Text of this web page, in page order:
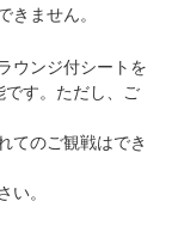
ません。
ウンジ付シートを
す。ただし、ご
てのご観戦はでき
。